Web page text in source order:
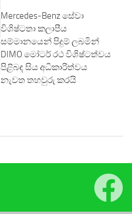
Mercedes-Benz සේවා
විශිෂ්ටතා කලාපීය
සම්මානයෙන් පිදුම් ලබමින්
DIMO මෝටර් රථ විශිෂ්ටත්වය
පිළිබඳ සිය අධිකාරිත්වය
නැවත තහවුරු කරයි